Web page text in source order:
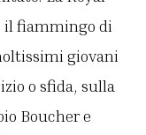
il fiammingo di
giovani
o sfida, sulla
Boucher e